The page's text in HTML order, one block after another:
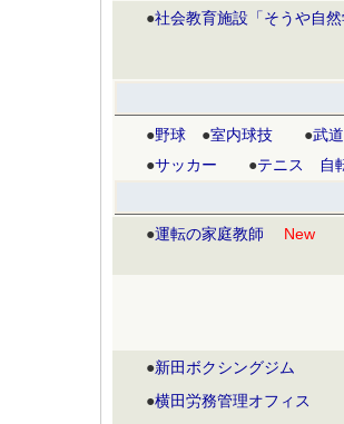
●社会教育施設「そうや自然
●野球 ●室内球技 ●武道
●サッカー ●テニス 自
●運転の家庭教師 New
●新田ボクシングジム
●横田労務管理オフィス